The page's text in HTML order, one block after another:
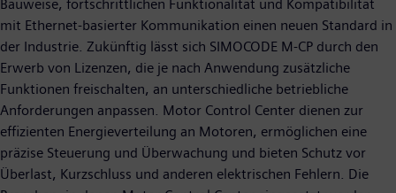
Bauweise, fortschrittlichen Funktionalität und Kompatibilität
mit Ethernet-basierter Kommunikation einen neuen Standard in
der Industrie. Zukünftig lässt sich SIMOCODE M-CP durch den
Erwerb von Lizenzen, die je nach Anwendung zusätzliche
Funktionen freischalten, an unterschiedliche betriebliche
Anforderungen anpassen. Motor Control Center dienen zur
effizienten Energieverteilung an Motoren, ermöglichen eine
präzise Steuerung und Überwachung und bieten Schutz vor
Überlast, Kurzschluss und anderen elektrischen Fehlern. Die